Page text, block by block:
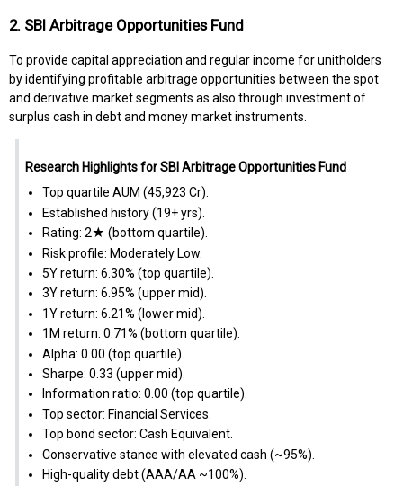
2. SBI Arbitrage Opportunities Fund
To provide capital appreciation and regular income for unitholders
by identifying profitable arbitrage opportunities between the spot
and derivative market segments as also through investment of
surplus cash in debt and money market instruments.
Research Highlights for SBI Arbitrage Opportunities Fund
Top quartile AUM (₹45,923 Cr).
Established history (19+ yrs).
Rating: 2★ (bottom quartile).
Risk profile: Moderately Low.
5Y return: 6.30% (top quartile).
3Y return: 6.95% (upper mid).
1Y return: 6.21% (lower mid).
1M return: 0.71% (bottom quartile).
Alpha: 0.00 (top quartile).
Sharpe: 0.33 (upper mid).
Information ratio: 0.00 (top quartile).
Top sector: Financial Services.
Top bond sector: Cash Equivalent.
Conservative stance with elevated cash (~95%).
High-quality debt (AAA/AA ~100%).